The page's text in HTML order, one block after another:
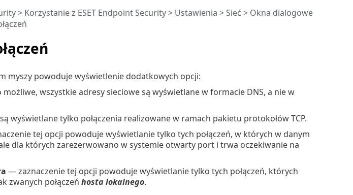
> Korzystanie z ESET Endpoint Security> Ustawienia >Sieć > Okna dialogowe
myszy powoduje wyświetlenie dodatkowych opcji:
wszystkie adresy sieciowe są wyświetlane w formacie DNS, a nie w
wyświetlane tylko połączenia realizowane w ramach pakietu protokołów TCP.
tej opcji powoduje wyświetlanie tylko tych połączeń, w których w danym
dla których zarezerwowano w systemie otwarty port i trwa oczekiwanie na
— zaznaczenie tej opcji powoduje wyświetlanie tylko tych połączeń, których
zwanych połączeń hosta lokalnego.